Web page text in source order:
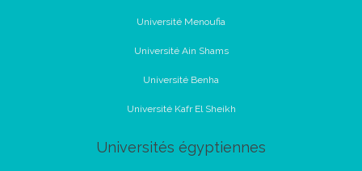
Université Menoufia
Université Ain Shams
Université Benha
Université Kafr El Sheikh
Universités égyptiennes